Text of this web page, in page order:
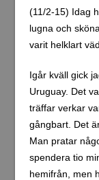
(11/2-15) Idag
lugna och
varit helklart
Igår kväll gick
Uruguay. Det
träffar verkar
gångbart. Det
Man pratar
spendera tio
hemifrån, men